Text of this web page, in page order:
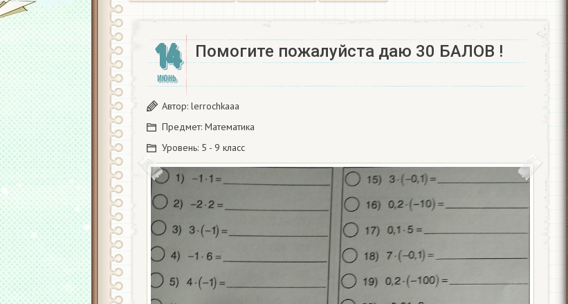
14
ИЮНЬ
Помогите пожалуйста даю 30 БАЛОВ !​
Автор: lerrochkaaa
Предмет: Математика
Уровень: 5 - 9 класс